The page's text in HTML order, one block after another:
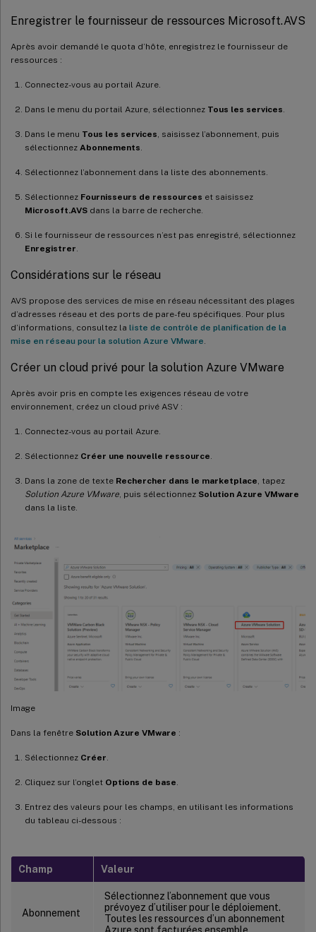
Enregistrer le fournisseur de ressources Microsoft.AVS
Après avoir demandé le quota d’hôte, enregistrez le fournisseur de
ressources :
Connectez-vous au portail Azure.
Dans le menu du portail Azure, sélectionnez Tous les services
Dans le menu Tous les services , saisissez l’abonnement, puis
sélectionnez Abonnements
Sélectionnez l’abonnement dans la liste des abonnements.
Sélectionnez Fournisseurs de ressources et saisissez
Microsoft.AVS dans la barre de recherche.
Si le fournisseur de ressources n’est pas enregistré, sélectionnez
Enregistrer
Considérations sur le réseau
AVS propose des services de mise en réseau nécessitant des plages
d’adresses réseau et des ports de pare-feu spécifiques. Pour plus
d’informations, consultez la liste de contrôle de planification de la
mise en réseau pour la solution Azure VMware
Créer un cloud privé pour la solution Azure VMware
Après avoir pris en compte les exigences réseau de votre
environnement, créez un cloud privé ASV :
Connectez-vous au portail Azure.
Sélectionnez Créer une nouvelle ressource
Dans la zone de texte Rechercher dans le marketplace , tapez
Solution Azure VMware , puis sélectionnez Solution Azure VMware
dans la liste.
Image
Dans la fenêtre Solution Azure VMware :
Sélectionnez Créer.
Cliquez sur l’onglet Options de base.
Entrez des valeurs pour les champs, en utilisant les informations
du tableau ci-dessous :
Champ Valeur
Abonnement
Sélectionnez l’abonnement que vous
prévoyez d’utiliser pour le déploiement.
Toutes les ressources d’un abonnement